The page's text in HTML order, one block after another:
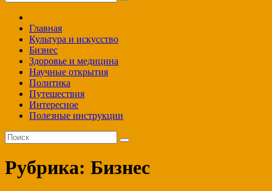
Главная
Культура и искусство
Бизнес
Здоровье и медицина
Научные открытия
Политика
Путешествия
Интересное
Полезные инструкции
Рубрика: Бизнес